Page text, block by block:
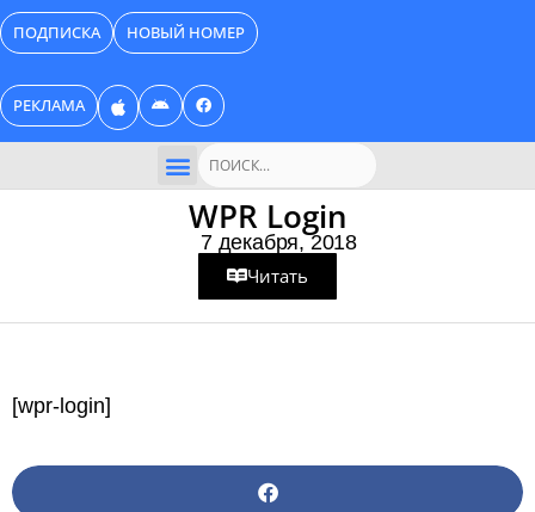
Перейти
к ПОДПИСКА НОВЫЙ НОМЕР
РЕКЛАМА
Поиск
WPR Login
7 декабря, 2018
Читать
[wpr-login]